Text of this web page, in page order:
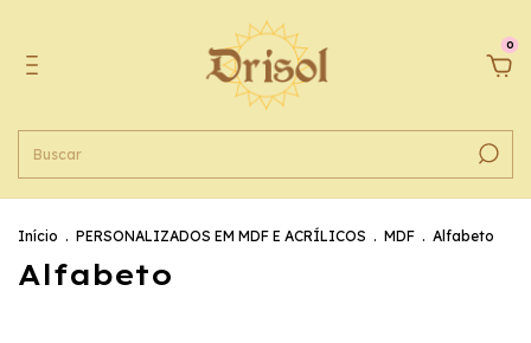
0
Início . PERSONALIZADOS EM MDF E ACRÍLICOS . MDF . Alfabeto
Alfabeto